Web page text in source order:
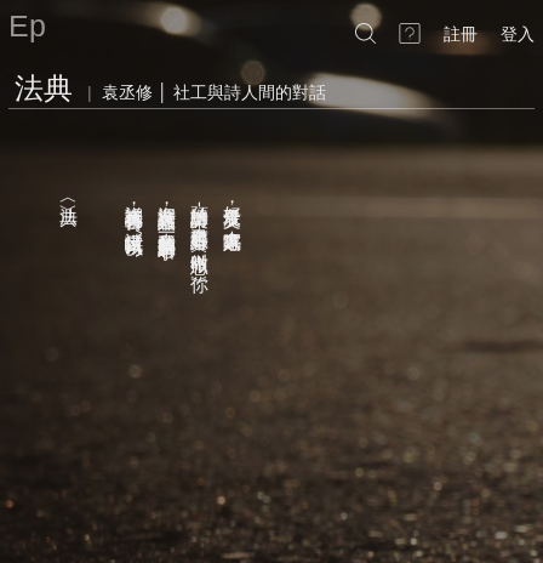
Ep 註冊 登入
法典 | 袁丞修 │ 社工與詩人間的對話
，
大家還好嗎
？
書名已經想好了
，
叫做︽微想
，
，
來自我的某一首詩的名字
，
請大家拭目以待
^_^